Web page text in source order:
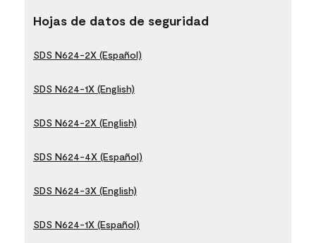
Hojas de datos de seguridad
SDS N624-2X (Español)
SDS N624-1X (English)
SDS N624-2X (English)
SDS N624-4X (Español)
SDS N624-3X (English)
SDS N624-1X (Español)